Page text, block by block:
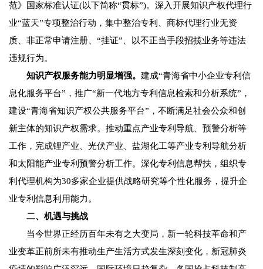
范》国家标准认证(以下简称“贯标”)。深入开展知识产权代理行
业“蓝天”专项整治行动，集中整治专利、商标代理行业无资
质、非正常申请注册、“挂证”、以不正当手段招揽业务等违法
违规行为。
知识产权服务能力明显增强。 建成“青海省中小企业专利信
息化服务平台”，推广“新一代地方专利信息检索和分析系统”，
建设“青海省知识产权公共服务平台”，不断满足社会公众和创
新主体的知识产权需求。推动重点产业专利导航、预警分析等
工作，完成锂产业、光伏产业、盐湖化工等产业专利导航分析
和太阳能产业专利预警分析工作。深化专利信息帮扶，组织专
利代理机构为30多家企业提供战略研究等个性化服务，提升企
业专利信息利用能力。
二、机遇与挑战
当今世界正经历百年未有之大变局，新一轮科技革命和产
业变革正前所未有推动生产生活方式发生深刻变化，新冠肺炎